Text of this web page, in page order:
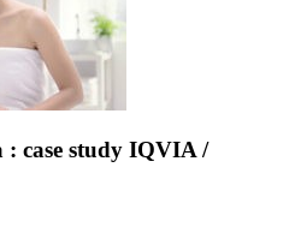
case study IQVIA /